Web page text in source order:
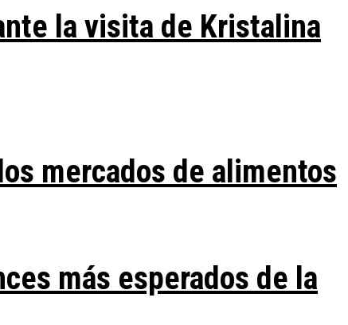
la visita de Kristalina
mercados de alimentos
más esperados de la